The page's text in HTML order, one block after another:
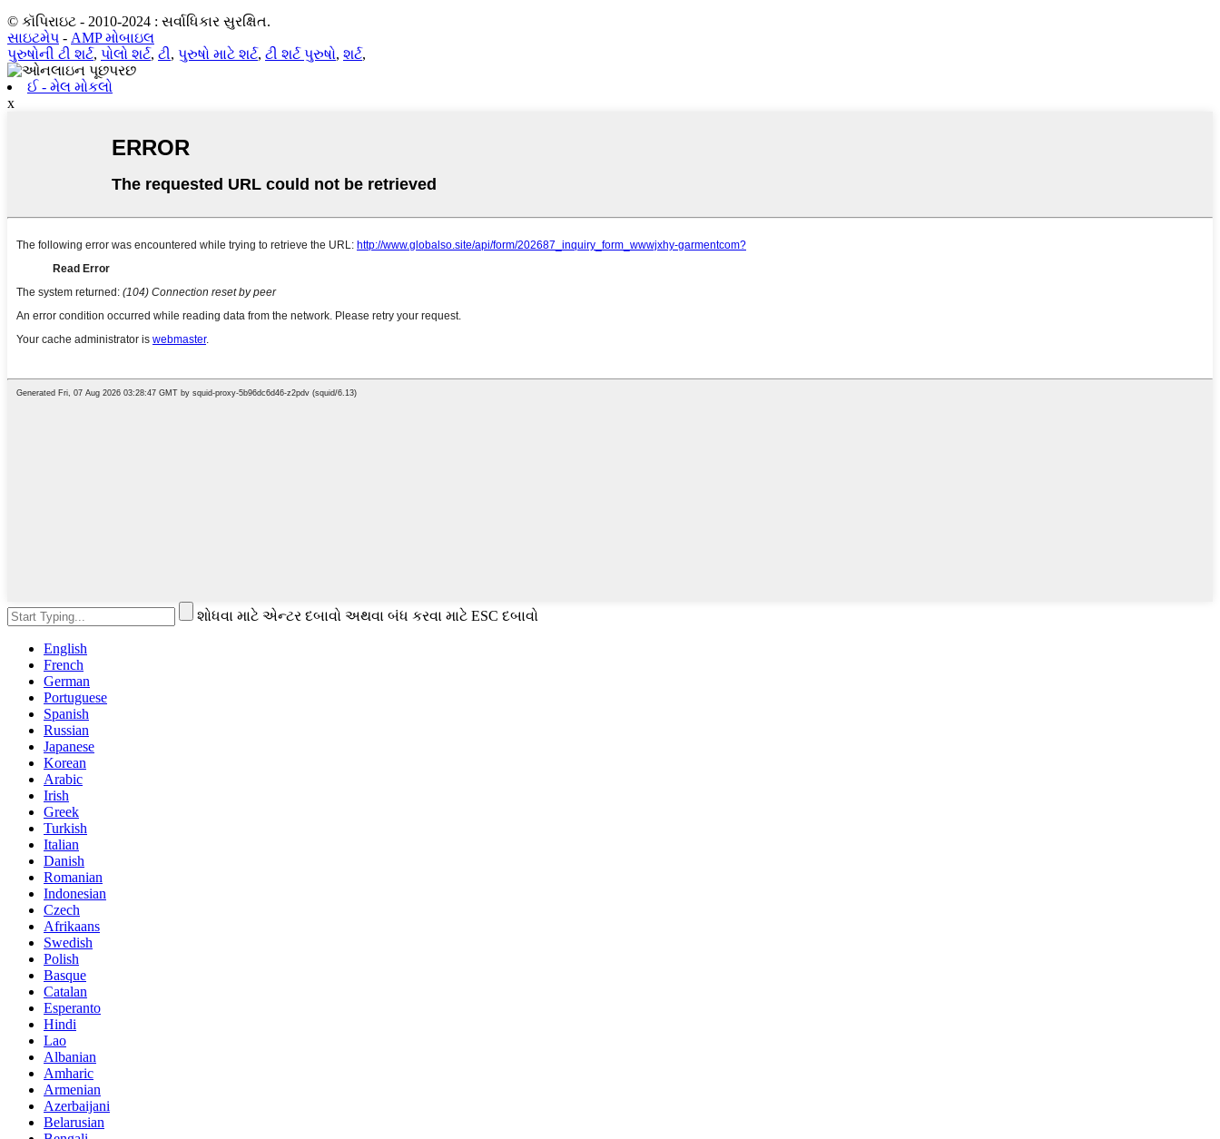
© કૉપિરાઇટ - 2010-2024 : સર્વાધિકાર સુરક્ષિત.
સાઇટમેપ - AMP મોબાઇલ
પુરુષોની ટી શર્ટ, પોલો શર્ટ, ટી, પુરુષો માટે શર્ટ, ટી શર્ટ પુરુષો, શર્ટ,
ઈ - મેલ મોકલો
x
શોધવા માટે એન્ટર દબાવો અથવા બંધ કરવા માટે ESC દબાવો
English
French
German
Portuguese
Spanish
Russian
Japanese
Korean
Arabic
Irish
Greek
Turkish
Italian
Danish
Romanian
Indonesian
Czech
Afrikaans
Swedish
Polish
Basque
Catalan
Esperanto
Hindi
Lao
Albanian
Amharic
Armenian
Azerbaijani
Belarusian